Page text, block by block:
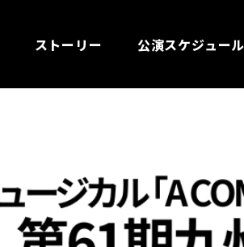
ストーリー 公演スケジュー